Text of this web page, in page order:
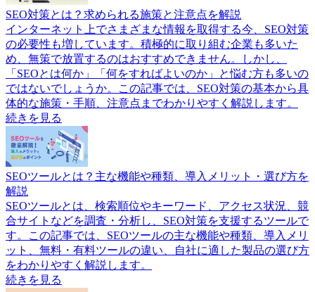
SEO対策とは？求められる施策と注意点を解説
インターネット上でさまざまな情報を取得する今、SEO対策
の必要性も増しています。積極的に取り組む企業も多いた
め、無策で放置するのはおすすめできません。しかし、
「SEOとは何か」「何をすればよいのか」と悩む方も多いの
ではないでしょうか。この記事では、SEO対策の基本から具
体的な施策・手順、注意点までわかりやすく解説します。
続きを見る
SEOツールとは？主な機能や種類、導入メリット・選び方を
解説
SEOツールとは、検索順位やキーワード、アクセス状況、競
合サイトなどを調査・分析し、SEO対策を支援するツールで
す。この記事では、SEOツールの主な機能や種類、導入メリ
ット、無料・有料ツールの違い、自社に適した製品の選び方
をわかりやすく解説します。
続きを見る